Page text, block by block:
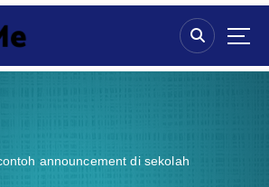
announcement di sekolah